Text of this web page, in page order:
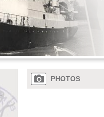
PHOTOS